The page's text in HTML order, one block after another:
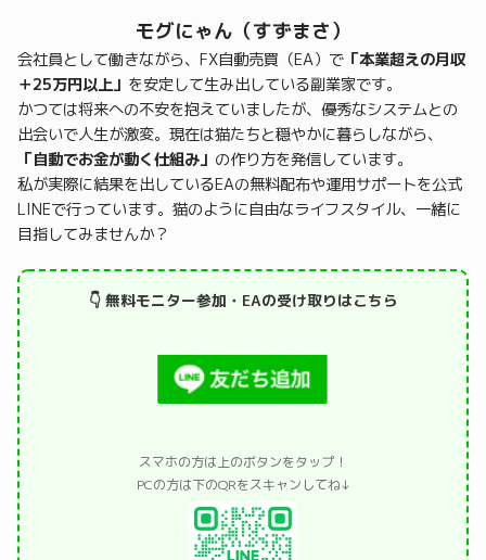
モグにゃん（すずまさ）
会社員として働きながら、FX自動売買（EA）で 「本業超えの月収
＋25万円以上」 を安定して生み出している副業家です。
かつては将来への不安を抱えていましたが、優秀なシステムとの
出会いで人生が激変。現在は猫たちと穏やかに暮らしながら、
「自動でお金が動く仕組み」 の作り方を発信しています。
私が実際に結果を出しているEAの無料配布や運用サポートを公式
LINEで行っています。猫のように自由なライフスタイル、一緒に
目指してみませんか？
👇 無料モニター参加・EAの受け取りはこちら
スマホの方は上のボタンをタップ！
PCの方は下のQRをスキャンしてね↓